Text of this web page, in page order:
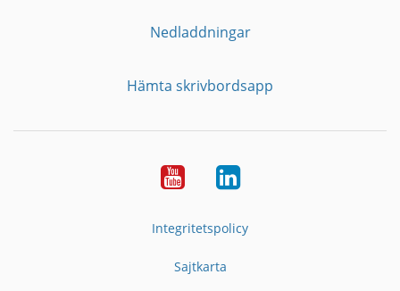
Nedladdningar
Hämta skrivbordsapp
YouTubeLinkedIn
Integritetspolicy
Sajtkarta